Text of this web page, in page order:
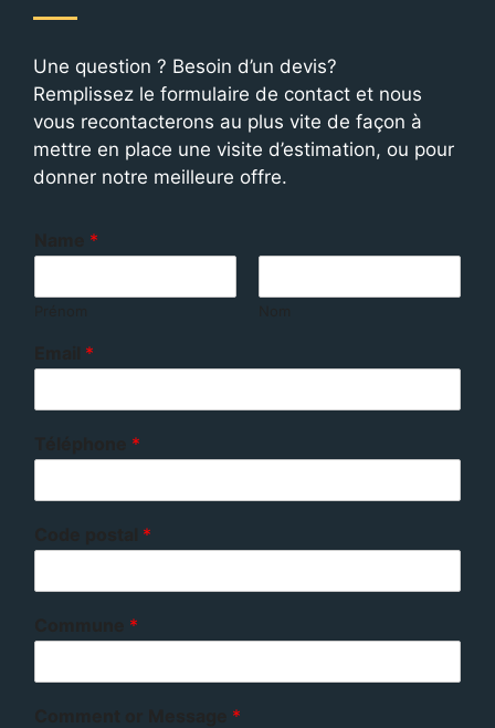
Une question ? Besoin d’un devis?
Remplissez le formulaire de contact et nous
vous recontacterons au plus vite de façon à
mettre en place une visite d’estimation, ou pour
donner notre meilleure offre.
*
*
*
*
*
*